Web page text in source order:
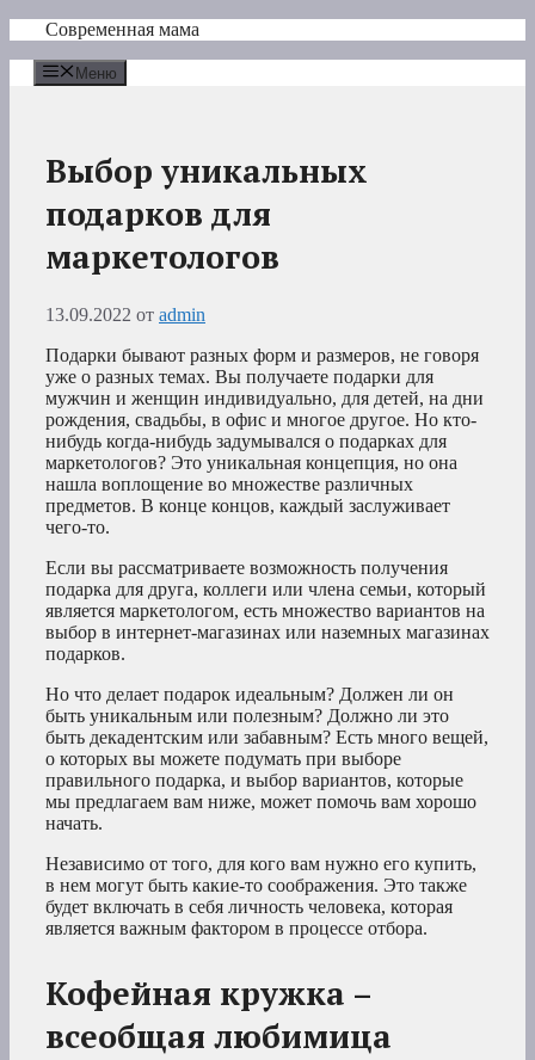
Перейти
содержимому
Современная мама
Меню
Выбор уникальных
подарков для
маркетологов
13.09.2022 от admin
Подарки бывают разных форм и размеров, не говоря
уже о разных темах. Вы получаете подарки для
мужчин и женщин индивидуально, для детей, на дни
рождения, свадьбы, в офис и многое другое. Но кто-
нибудь когда-нибудь задумывался о подарках для
маркетологов? Это уникальная концепция, но она
нашла воплощение во множестве различных
предметов. В конце концов, каждый заслуживает
чего-то.
Если вы рассматриваете возможность получения
подарка для друга, коллеги или члена семьи, который
является маркетологом, есть множество вариантов на
выбор в интернет-магазинах или наземных магазинах
подарков.
Но что делает подарок идеальным? Должен ли он
быть уникальным или полезным? Должно ли это
быть декадентским или забавным? Есть много вещей,
о которых вы можете подумать при выборе
правильного подарка, и выбор вариантов, которые
мы предлагаем вам ниже, может помочь вам хорошо
начать.
Независимо от того, для кого вам нужно его купить,
в нем могут быть какие-то соображения. Это также
будет включать в себя личность человека, которая
является важным фактором в процессе отбора.
Кофейная кружка –
всеобщая любимица